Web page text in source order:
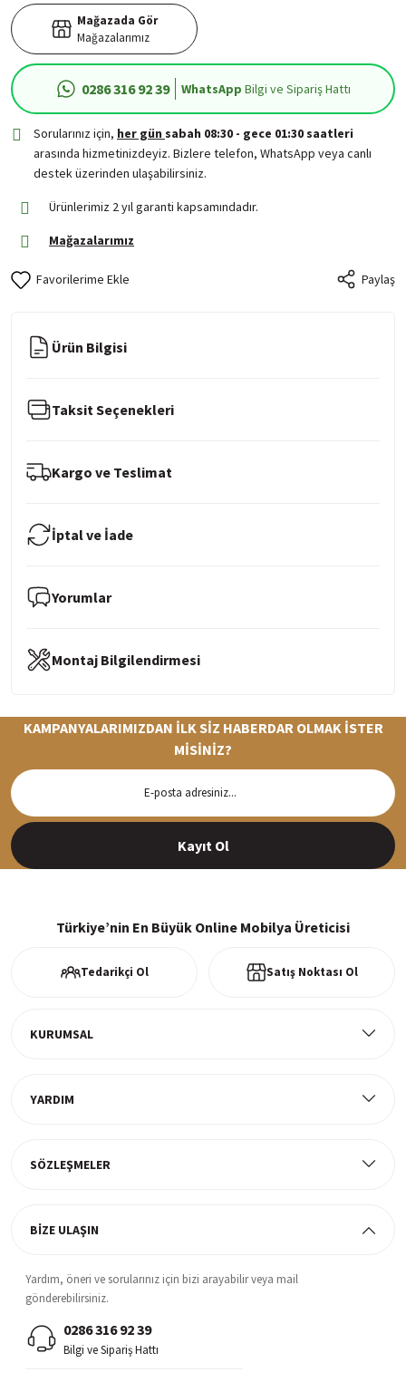
Mağazada Gör
Mağazalarımız
0286 316 92 39 WhatsApp Bilgi ve Sipariş Hattı
Sorularınız için, her gün sabah 08:30 - gece 01:30 saatleri
arasında hizmetinizdeyiz. Bizlere telefon, WhatsApp veya canlı
destek üzerinden ulaşabilirsiniz.
Ürünlerimiz 2 yıl garanti kapsamındadır.
Mağazalarımız
Paylaş
Ürün Bilgisi
Taksit Seçenekleri
Kargo ve Teslimat
İptal ve İade
Yorumlar
Montaj Bilgilendirmesi
Siparişleriniz en kısa sürede hazırlanarak kargoya verilir
KAMPANYALARIMIZDAN İLK SİZ HABERDAR OLMAK İSTER
MİSİNİZ?
Kayıt Ol
Türkiye’nin En Büyük Online Mobilya Üreticisi
Tedarikçi Ol Satış Noktası Ol
KURUMSAL
YARDIM
SÖZLEŞMELER
BİZE ULAŞIN
Yardım, öneri ve sorularınız için bizi arayabilir veya mail
gönderebilirsiniz.
0286 316 92 39
Bilgi ve Sipariş Hattı